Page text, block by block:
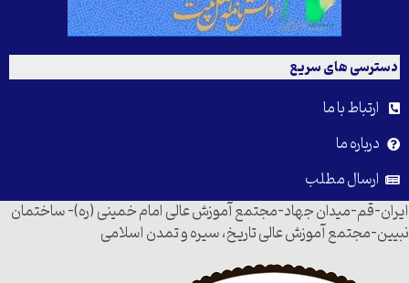
دسترسی های سریع
ارتباط با ما
درباره ما
ارسال مطلب
ایران-قم-میدان جهاد-مجتمع آموزش عالی امام خمینی (ره)- ساختمان
نبیین-مجتمع آموزش عالی تاریخ، سیره و تمدن اسلامی